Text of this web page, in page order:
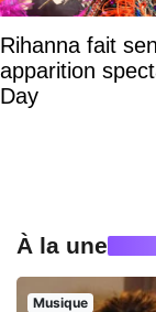
Rihanna fait
apparition
Day
À la une
Musique